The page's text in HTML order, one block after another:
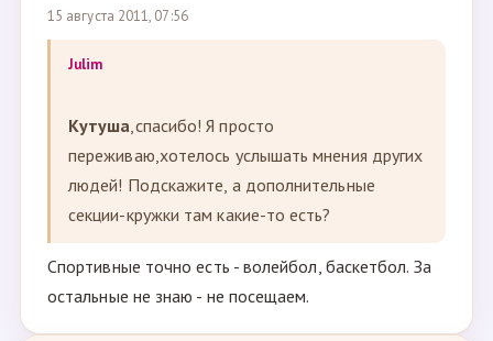
15 августа 2011, 07:56
Julim
Кутуша,спасибо! Я просто
переживаю,хотелось услышать мнения других
людей! Подскажите, а дополнительные
секции-кружки там какие-то есть?
Спортивные точно есть - волейбол, баскетбол. За
остальные не знаю - не посещаем.